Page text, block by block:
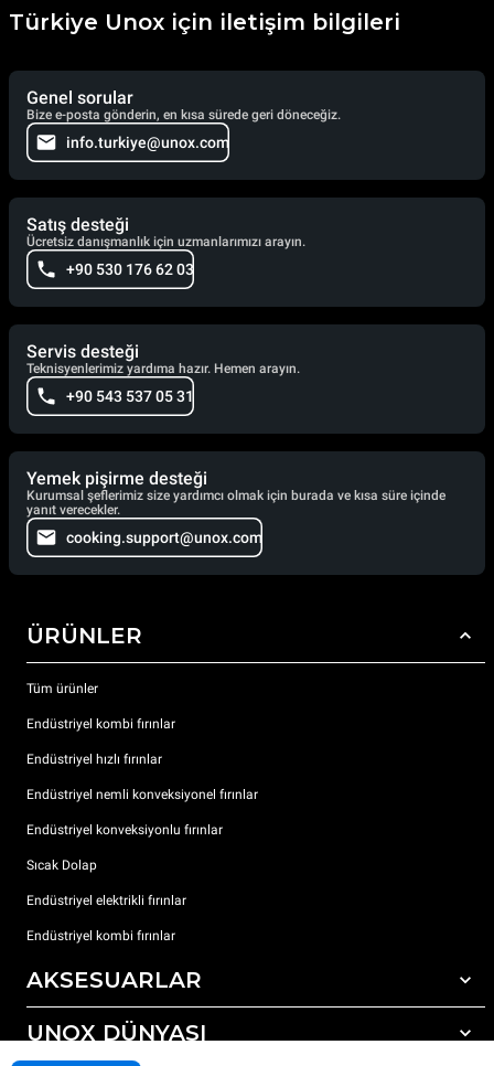
Türkiye Unox için iletişim bilgileri
Genel sorular
Bize e-posta gönderin, en kısa sürede geri döneceğiz.
info.turkiye@unox.com
Satış desteği
Ücretsiz danışmanlık için uzmanlarımızı arayın.
+90 530 176 62 03
Servis desteği
Teknisyenlerimiz yardıma hazır. Hemen arayın.
+90 543 537 05 31
Yemek pişirme desteği
Kurumsal şeflerimiz size yardımcı olmak için burada ve kısa süre içinde
yanıt verecekler.
cooking.support@unox.com
ÜRÜNLER
Tüm ürünler
Endüstriyel kombi fırınlar
Endüstriyel hızlı fırınlar
Endüstriyel nemli konveksiyonel fırınlar
Endüstriyel konveksiyonlu fırınlar
Sıcak Dolap
Endüstriyel elektrikli fırınlar
Endüstriyel kombi fırınlar
AKSESUARLAR
Tüm aksesuarlar
UNOX DÜNYASI